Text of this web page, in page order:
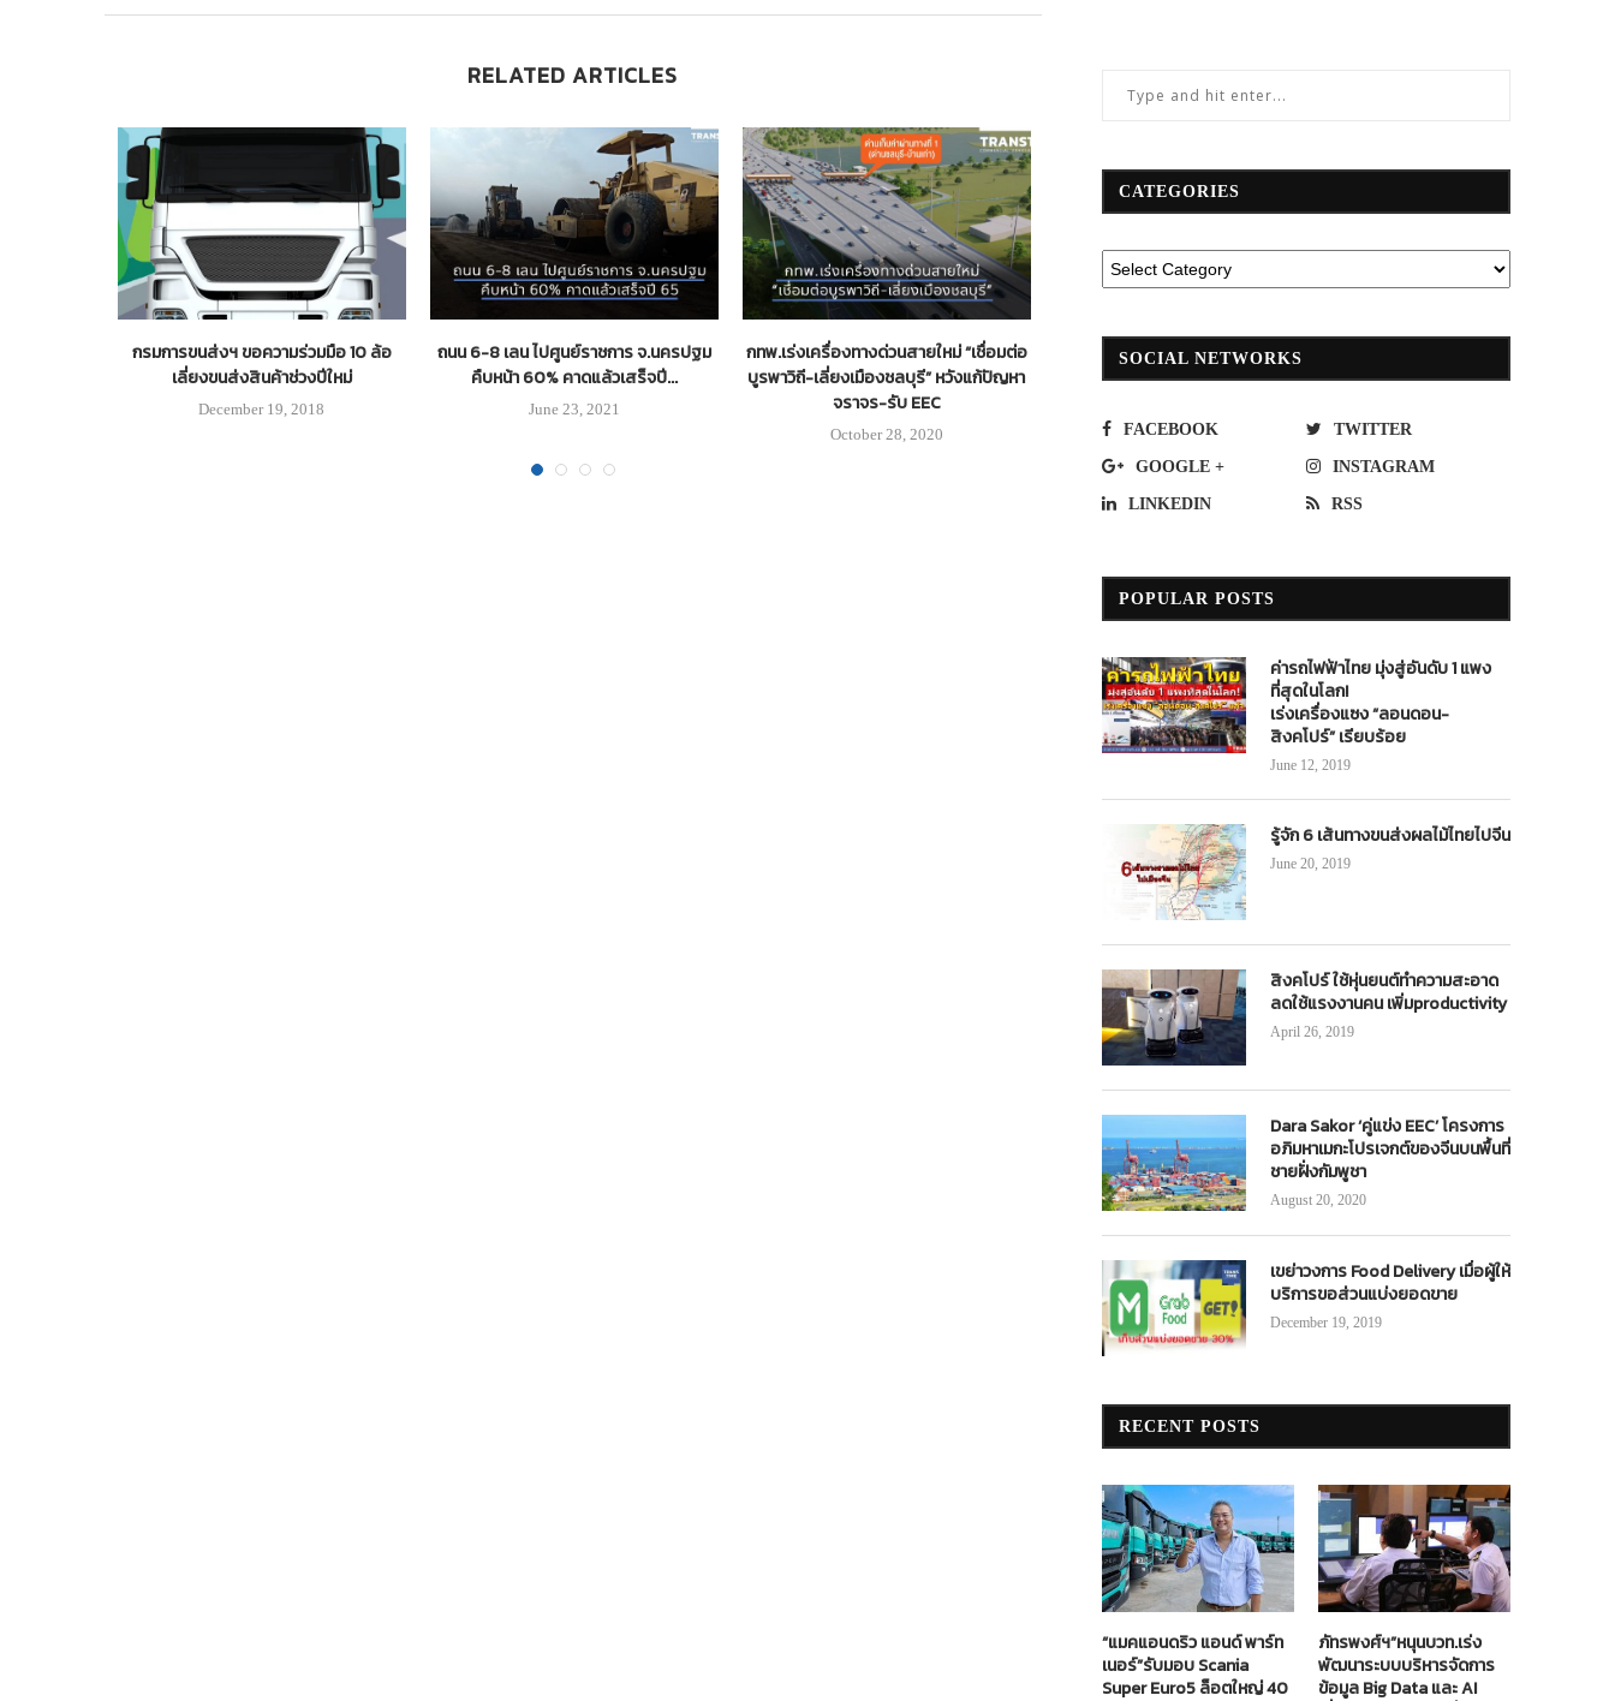
RELATED ARTICLES
กรมการขนส่งฯ ขอความร่วมมือ 10 ล้อ
เลี่ยงขนส่งสินค้าช่วงปีใหม่
December 19, 2018
ถนน 6-8 เลน ไปศูนย์ราชการ จ.นครปฐม
คืบหน้า 60% คาดแล้วเสร็จปี...
June 23, 2021
กทพ.เร่งเครื่องทางด่วนสายใหม่ “เชื่อมต่อ
บูรพาวิถี-เลี่ยงเมืองชลบุรี” หวังแก้ปัญหา
จราจร-รับ EEC
October 28, 2020
บขส.พร้อมเยียวยาเหยื่อรถตู้ 25 ศพ
October 6, 2018
สังเวย”ควันดำ”แล้ว 1,480 คัน
CATEGORIES
SOCIAL NETWORKS
FACEBOOK TWITTER
GOOGLE + INSTAGRAM
LINKEDIN RSS
POPULAR POSTS
ค่ารถไฟฟ้าไทย มุ่งสู่อันดับ 1 แพง
ที่สุดในโลก!
เร่งเครื่องแซง “ลอนดอน-
สิงคโปร์” เรียบร้อย
June 12, 2019
รู้จัก 6 เส้นทางขนส่งผลไม้ไทยไปจีน
June 20, 2019
สิงคโปร์ ใช้หุ่นยนต์ทำความสะอาด
ลดใช้แรงงานคน เพิ่มproductivity
April 26, 2019
Dara Sakor ‘คู่แข่ง EEC’ โครงการ
อภิมหาเมกะโปรเจกต์ของจีนบนพื้นที่
ชายฝั่งกัมพูชา
August 20, 2020
เขย่าวงการ Food Delivery เมื่อผู้ให้
บริการขอส่วนแบ่งยอดขาย
December 19, 2019
RECENT POSTS
“แมคแอนดริว แอนด์ พาร์ท
เนอร์”รับมอบ Scania
Super Euro5 ล็อตใหญ่ 40
ภัทรพงศ์ฯ”หนุนบวท.เร่ง
พัฒนาระบบบริหารจัดการ
ข้อมูล Big Data และ AI